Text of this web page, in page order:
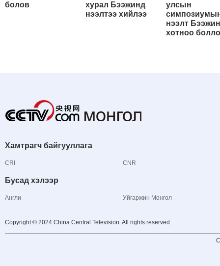
болов
хурал Бээжинд
нээлтээ хийлээ
улсын
нээлт Бээжин
хотноо
Хамтрагч байгууллага
CRI CNR
Бусад хэлээр
Англи Уйгаржин Монгол
Copyright © 2024 China Central Television. All rights reserved.